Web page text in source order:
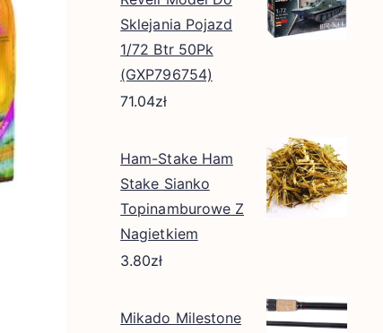
Sklejania Pojazd
1/72 Btr 50Pk
(GXP796754)
71.04zł
Ham-Stake Ham
Stake Sianko
Topinamburowe Z
Nagietkiem
3.80zł
Mikado Milestone